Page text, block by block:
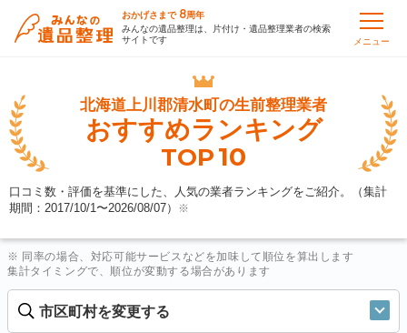
おかげさまで 8周年
みんなの遺品整理は、片付け・遺品整理業者の検索
サイトです
メニュー
北海道上川郡清水町の生前整理業者
おすすめランキング
TOP10
口コミ数・評価を基準にした、人気の業者ランキングをご紹介。（集計
期間：2017/10/1〜2026/08/07） ※
※ 同率の場合、対応可能サービスなどを加味して順位を算出します
集計タイミングで、順位が変動する場合があります
市区町村を変更する